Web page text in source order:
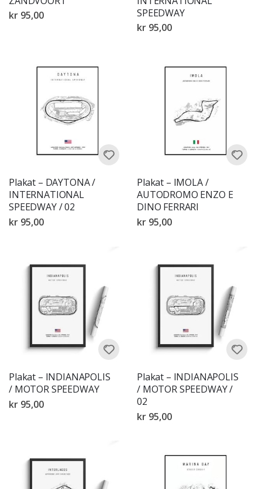
kr 95,00
SPEEDWAY
kr 95,00
Plakat – DAYTONA /
INTERNATIONAL
SPEEDWAY / 02
kr 95,00
Plakat – IMOLA /
AUTODROMO ENZO E
DINO FERRARI
kr 95,00
Plakat – INDIANAPOLIS
/ MOTOR SPEEDWAY
kr 95,00
Plakat – INDIANAPOLIS
/ MOTOR SPEEDWAY /
02
kr 95,00